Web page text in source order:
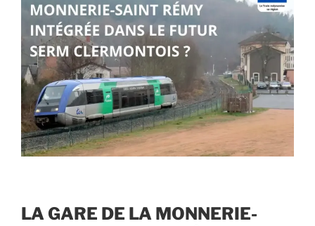
LA GARE DE LA MONNERIE-